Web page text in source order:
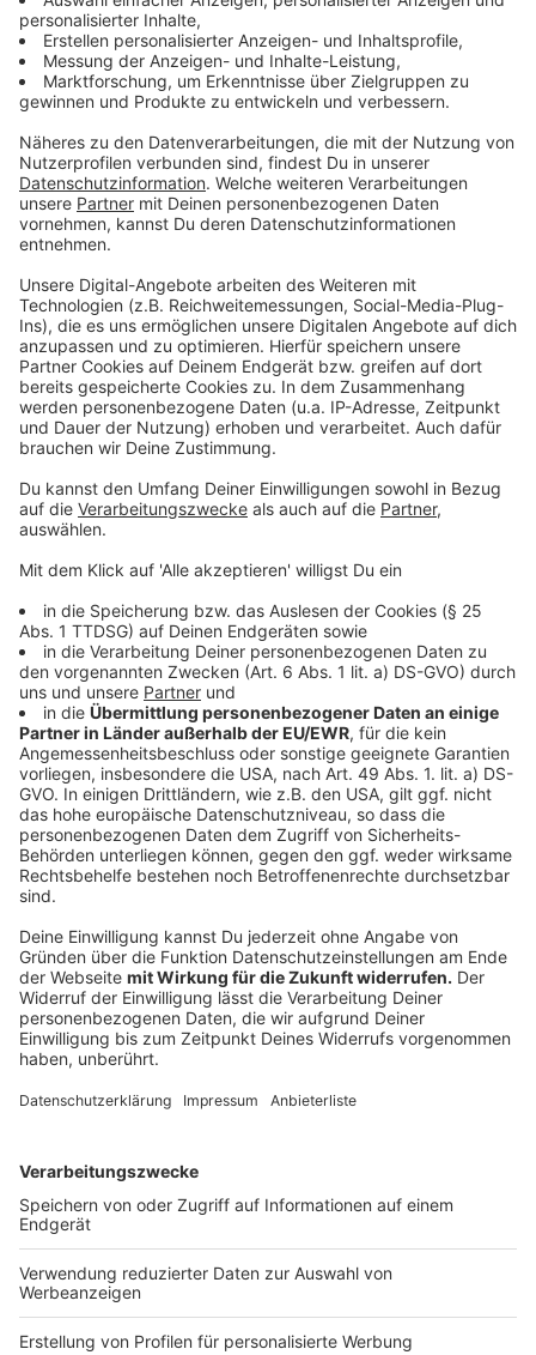
0,1l Kokosmilch
Saft von einer Limette
Anzeige
Und so bereitet ihr das Essen zu
Anzeige
Jakobsmuscheln:
Die Zitrusfrüchte filetieren und den Saft
auffangen. Zucker in einem Topf karamellisieren
und mit dem Fruchtsaft ablöschen. Den fein
geschnittenen Ingwer dazugeben etwas
reduzieren und mit Agar Agar binden. Den Fond auf
ein Blech gießen auskühlen lassen. Quadratisch
ausstechen und die Filets auflegen.
und trocken tupfen . Von beiden Seiten kurz
angrillen ruhig mit etwas Farbe mit Fleur de Sel
und Pfeffer würzen Zitronenthymian und Zitronen
Olivenöl dazu geben und kurz ziehen lassen.
Batate Püree:
Die Kartoffeln mit einem Messer einstechen und
anschließend bei 180 Grad ca. 60 Minuten im Ofen
garen.
Die Schale abpellen und mit den Gewürzen im
Thermomix 5 Minuten durchmixen.
Die in Scheiben geschnittenen Schalotten in
Butter anschwitzen. Das geputzte
kleingeschnittene Obst dazugeben mit dem
Currypulver bestäuben und ebenfalls anziehen.
Geschmack. Mit Weißwein ablöschen den
Mit der Sahne und der Kokosmilch auffüllen
aufkochen und die Soße mit dem Zauberstab
pürieren. Durch ein Sieb passieren und mit Salz
Pfeffer und Limettensaft abschmecken.
Anzeige